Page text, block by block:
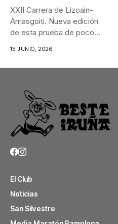
XXII Carrera de Lizoain-
Arriasgoiti. Nueva edición
de esta prueba de poco
15 JUNIO, 2026
El Club
Noticias
San Silvestre